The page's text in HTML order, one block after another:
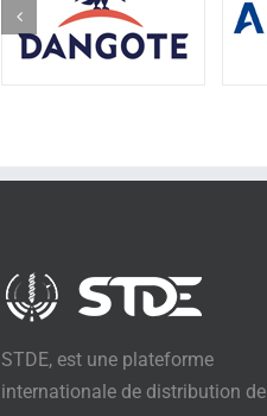
STDE, est une plateforme
internationale de distribution de